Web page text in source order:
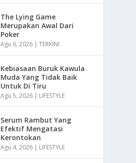
The Lying Game
Merupakan Awal Dari
Poker
Agu 6, 2026 |TERKINI
Kebiasaan Buruk Kawula
Muda Yang Tidak Baik
Untuk Di Tiru
Agu 5, 2026 | LIFESTYLE
Serum Rambut Yang
Efektif Mengatasi
Kerontokan
Agu 4, 2026 | LIFESTYLE